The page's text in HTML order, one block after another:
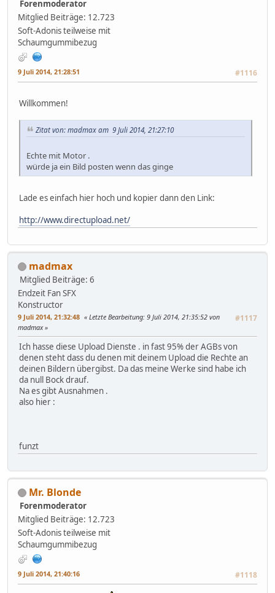
Forenmoderator
Mitglied Beiträge: 12.723
Soft-Adonis teilweise mit
Schaumgummibezug
9 Juli 2014, 21:28:51 #1116
Willkommen!
Zitat von: madmax am 9 Juli 2014, 21:27:10
Echte mit Motor .
würde ja ein Bild posten wenn das ginge
Lade es einfach hier hoch und kopier dann den Link:
http://www.directupload.net/
madmax
Mitglied Beiträge: 6
Endzeit Fan SFX
Konstructor
9 Juli 2014, 21:32:48 #1117
Letzte Bearbeitung: 9 Juli 2014, 21:35:52 von
madmax
Ich hasse diese Upload Dienste . in fast 95% der AGBs von
denen steht dass du denen mit deinem Upload die Rechte an
deinen Bildern übergibst. Da das meine Werke sind habe ich
da null Bock drauf.
Na es gibt Ausnahmen .
also hier :
funzt
Mr. Blonde
Forenmoderator
Mitglied Beiträge: 12.723
Soft-Adonis teilweise mit
Schaumgummibezug
9 Juli 2014, 21:40:16 #1118